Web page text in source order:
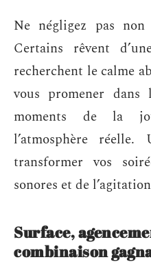
Ne négligez pas
Certains rêvent
recherchent le calme
vous promener
moments de la
l’atmosphère
transformer vos
sonores et de
Surface,
combinaison